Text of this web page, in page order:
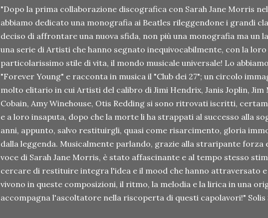
"Dopo la prima collaborazione discografica con Sarah Jane Morris
abbiamo dedicato una monografia ai Beatles rileggendone i grandi
deciso di affrontare una nuova sfida, non più una monografia ma un
una serie di Artisti che hanno segnato inequivocabilmente, con la
particolarissimo stile di vita, il mondo musicale universale! Lo
"Forever Young" e racconta in musica il "Club dei 27"; un circolo
molto elitario in cui Artisti del calibro di Jimi Hendrix, Janis Joplin,
Cobain, Amy Winehouse, Otis Redding si sono ritrovati iscritti,
e a loro insaputa, dopo che la morte li ha strappati al successo alla
anni, appunto, salvo restituirgli, quasi come risarcimento, gloria
dalla leggenda. Musicalmente parlando, grazie alla straripante forza
voce di Sarah Jane Morris, è stato affascinante e al tempo stesso
cercare di restituire integra l'idea e il mood che hanno attraversato
vivono in queste composizioni, il ritmo, la melodia e la lirica in una
accompagna l'ascoltatore nella riscoperta di questi capolavori!"